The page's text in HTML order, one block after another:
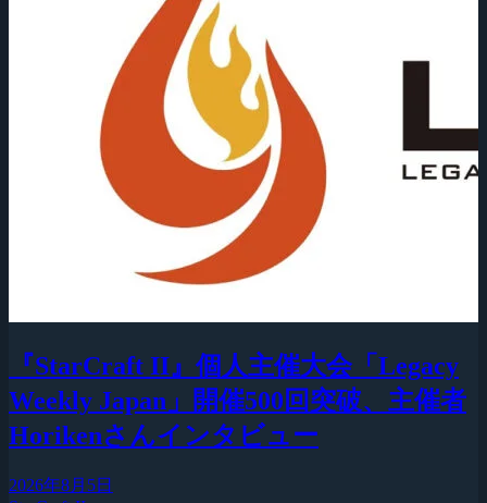
『StarCraft II』個人主催大会「Legacy
Weekly Japan」開催500回突破、主催者
Horikenさんインタビュー
2026年8月5日